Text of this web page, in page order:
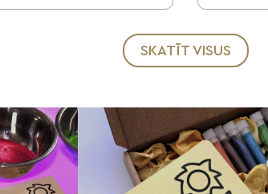
UZZINI VAIRĀK
SKATĪT VISUS